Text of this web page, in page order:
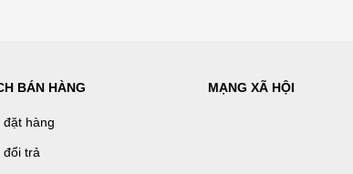
BÁN HÀNG
hàng
đổi trả
MẠNG XÃ HỘI